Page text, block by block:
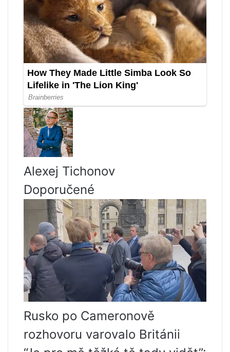
Alexej Tichonov
Doporučené
Rusko po Cameronově
rozhovoru varovalo Británii